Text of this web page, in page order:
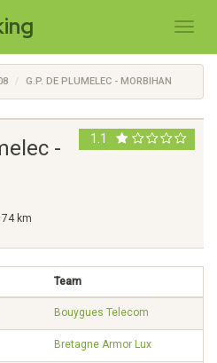
G.P. DE PLUMELEC - MORBIHAN
1.1
-
km
Team
Bouygues Telecom
Bretagne Armor Lux